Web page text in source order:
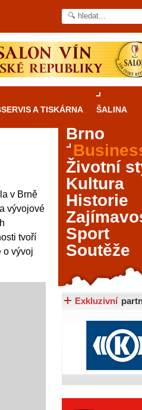
A TISKÁRNA ŠALINA
v Brně
vývojové
tvoří
o vývoj
Od
skvělé
je ale také
vyzkoušet
moravské
od klasické
pravidelné
Brno
Životní
Kultura
Historie
Sport
Soutěže
Exkluzivní